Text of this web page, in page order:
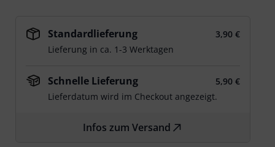
Standardlieferung
3,90 €
Lieferung in ca. 1-3 Werktagen
Schnelle Lieferung
5,90 €
Lieferdatum wird im Checkout angezeigt.
Infos zum Versand